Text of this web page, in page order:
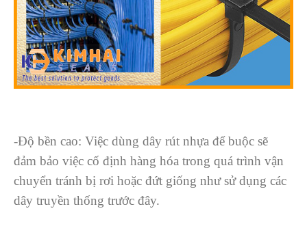
-Độ bền cao: Việc dùng dây rút nhựa để buộc sẽ
đảm bảo việc cố định hàng hóa trong quá trình vận
chuyển tránh bị rơi hoặc đứt giống như sử dụng các
dây truyền thống trước đây.